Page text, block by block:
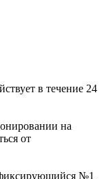
в течение 24
на
от
№1